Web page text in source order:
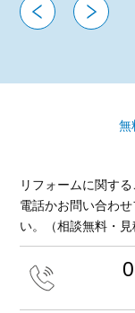
無
リフォームに関す
電話かお問い合わ
い。
（相談無料・見